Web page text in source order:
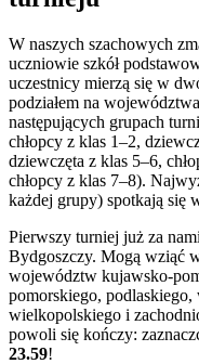
W naszych szachowych
uczniowie szkół
uczestnicy mierzą się w
podziałem na
następujących grupach
chłopcy z klas 1–2,
dziewczęta z klas 5–6,
chłopcy z klas 7–8).
każdej grupy) spotkają się
Pierwszy turniej już za
Bydgoszczy. Mogą wziąć
województw kujawsko-
pomorskiego,
wielkopolskiego i
powoli się kończy:
23.59!